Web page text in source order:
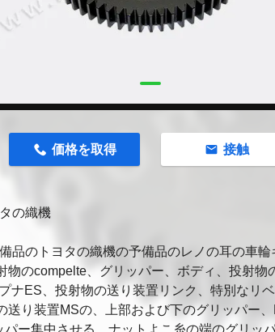
価格を取得 接触
の織機
品のトヨタの織機の予備品のレノの耳の車
物のcompelte、グリッパー、ボディ、投射物
ナES、投射物の送り装置リンク、特別なリ
送り装置MSの、上部および下のグリッパー